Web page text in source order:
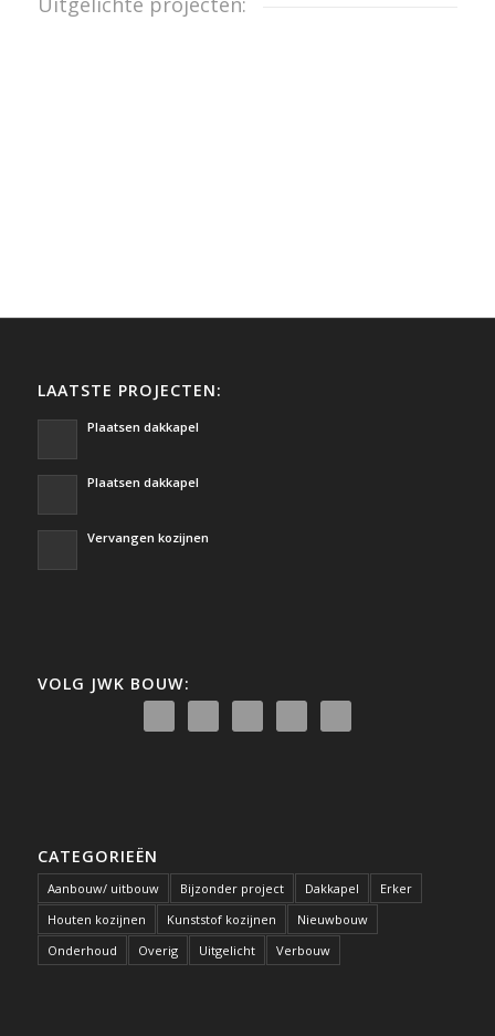
LAATSTE PROJECTEN:
Plaatsen dakkapel
Plaatsen dakkapel
Vervangen kozijnen
VOLG JWK BOUW:
CATEGORIEËN
Aanbouw/ uitbouw Bijzonder project Dakkapel
Erker
Houten kozijnen
Kunststof kozijnen
Nieuwbouw
Onderhoud
Overig Uitgelicht Verbouw